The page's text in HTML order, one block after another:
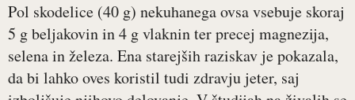
Pol skodelice (40 g) nekuhanega ovsa vsebuje skoraj
5 g beljakovin in 4 g vlaknin ter precej magnezija,
selena in železa. Ena starejših raziskav je pokazala,
da bi lahko oves koristil tudi zdravju jeter, saj